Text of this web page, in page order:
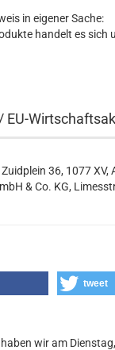
in eigener Sache:
handelt es sich
EU-
Zuidplein 36, 1077
& Co. KG,
tweet
wir am